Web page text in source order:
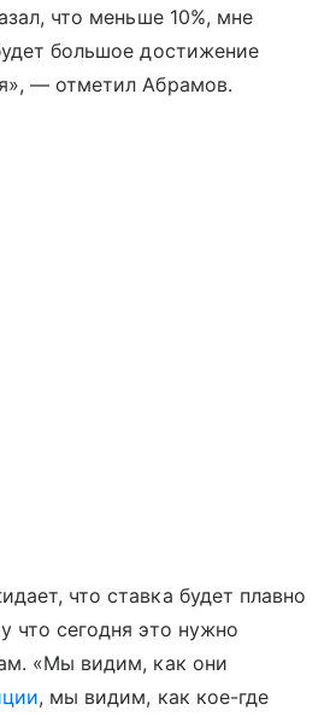
что меньше 10%, мне
большое достижение
— отметил Абрамов.
что ставка будет плавно
что сегодня это нужно
«Мы видим, как они
, мы видим, как кое-где